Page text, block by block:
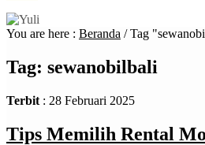
You are here : Beranda /Tag
Tag: sewanobilbali
Terbit : 28 Februari 2025
Tips Memilih Rental